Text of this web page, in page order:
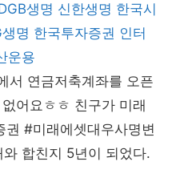
생명 신한생명 한국시
명 한국투자증권 인터
운용
서 연금저축계좌를 오픈
어요ㅎㅎ 친구가 미래
#미래에셋대우사명변
합친지 5년이 되었다.